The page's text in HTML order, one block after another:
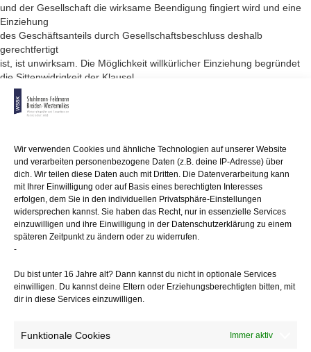
Wir verwenden Cookies und ähnliche Technologien auf unserer Website
und verarbeiten personenbezogene Daten (z.B. deine IP-Adresse) über
dich. Wir teilen diese Daten auch mit Dritten. Die Datenverarbeitung kann
mit Ihrer Einwilligung oder auf Basis eines berechtigten Interesses
erfolgen, dem Sie in den individuellen Privatsphäre-Einstellungen
widersprechen kannst. Sie haben das Recht, nur in essenzielle Services
einzuwilligen und ihre Einwilligung in der Datenschutzerklärung zu einem
späteren Zeitpunkt zu ändern oder zu widerrufen.
-
Du bist unter 16 Jahre alt? Dann kannst du nicht in optionale Services
einwilligen. Du kannst deine Eltern oder Erziehungsberechtigten bitten, mit
dir in diese Services einzuwilligen.
Funktionale Cookies Immer aktiv
und der Gesellschaft die wirksame Beendigung fingiert wird und eine
Einziehung
des Geschäftsanteils durch Gesellschaftsbeschluss deshalb
gerechtfertigt
ist, ist unwirksam. Die Möglichkeit willkürlicher Einziehung begründet
die Sittenwidrigkeit der Klausel.
Ein Gesellschafter, dessen Anteil durch Gesellschaftsbeschluss
eingezogen wurde,
nach Treu
und Glauben dann nicht mehr auf eine ungeklärte Beendigung des
Vertragsverhältnisses
berufen, wenn nach den Umständen des Falles nicht mehr zu
erwarten ist,
dass der Gesellschafter die tatsächliche Mitarbeit als Partner wieder
aufnimmt.
Satzung
der Gesellschaft das Setzen einer Abstimmungsfrist für eine
schriftliche
die Angelegenheit bis zu einem bestimmten Datum abzuschließen,